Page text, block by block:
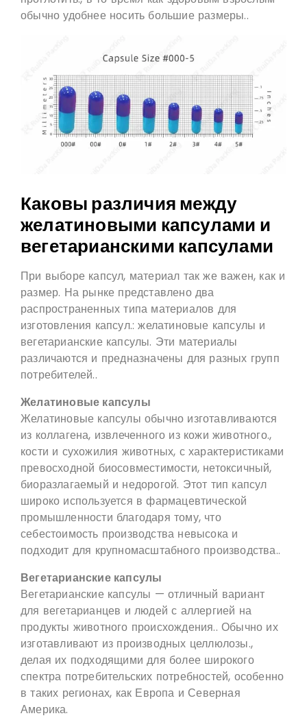
обычно удобнее носить большие размеры..
Каковы различия между
желатиновыми капсулами и
вегетарианскими капсулами
При выборе капсул, материал так же важен, как и
размер. На рынке представлено два
распространенных типа материалов для
изготовления капсул.: желатиновые капсулы и
вегетарианские капсулы. Эти материалы
различаются и предназначены для разных групп
потребителей..
Желатиновые капсулы
Желатиновые капсулы обычно изготавливаются
из коллагена, извлеченного из кожи животного.,
кости и сухожилия животных, с характеристиками
превосходной биосовместимости, нетоксичный,
биоразлагаемый и недорогой. Этот тип капсул
широко используется в фармацевтической
промышленности благодаря тому, что
себестоимость производства невысока и
подходит для крупномасштабного производства..
Вегетарианские капсулы
Вегетарианские капсулы — отличный вариант
для вегетарианцев и людей с аллергией на
продукты животного происхождения.. Обычно их
изготавливают из производных целлюлозы.,
делая их подходящими для более широкого
спектра потребительских потребностей, особенно
в таких регионах, как Европа и Северная
Америка.